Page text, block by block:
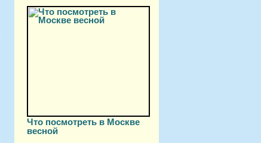
Что посмотреть в Москве
весной